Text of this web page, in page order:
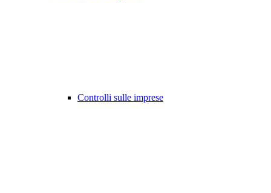
Controlli sulle imprese